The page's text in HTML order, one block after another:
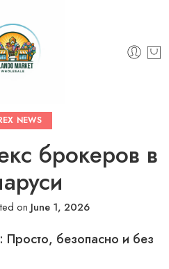
NEWS
брокеров в
on June 1, 2026
безопасно и без